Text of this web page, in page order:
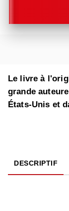
Le livre à
grande
États-Unis et
DESCRIPTIF